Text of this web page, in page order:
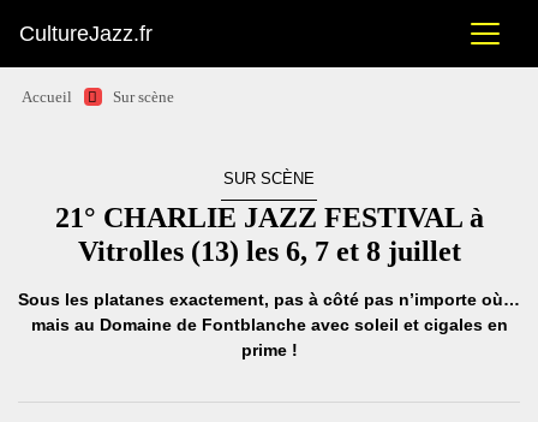
CultureJazz.fr
Accueil Sur scène
SUR SCÈNE
21° CHARLIE JAZZ FESTIVAL à
Vitrolles (13) les 6, 7 et 8 juillet
Sous les platanes exactement, pas à côté pas n’importe où…
mais au Domaine de Fontblanche avec soleil et cigales en
prime !